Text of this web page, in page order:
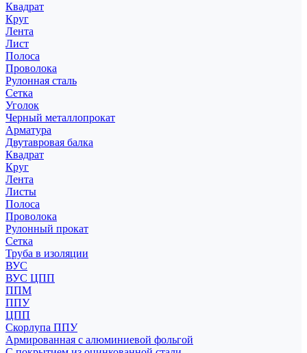
Квадрат
Круг
Лента
Лист
Полоса
Проволока
Рулонная сталь
Сетка
Уголок
Черный металлопрокат
Арматура
Двутавровая балка
Квадрат
Круг
Лента
Листы
Полоса
Проволока
Рулонный прокат
Сетка
Труба в изоляции
ВУС
ВУС ЦПП
ППМ
ППУ
ЦПП
Скорлупа ППУ
Армированная с алюминиевой фольгой